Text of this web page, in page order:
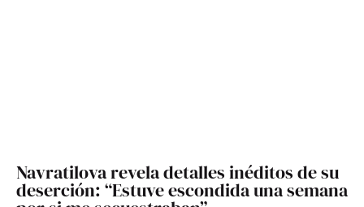
Navratilova revela detalles inéditos de su
deserción: “Estuve escondida una semana